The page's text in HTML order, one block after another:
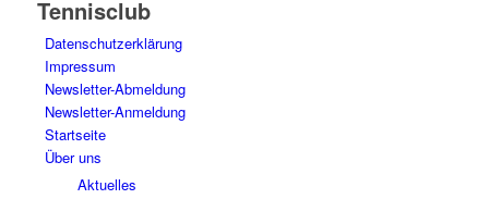
Tennisclub
Datenschutzerklärung
Impressum
Newsletter-Abmeldung
Newsletter-Anmeldung
Startseite
Über uns
Aktuelles